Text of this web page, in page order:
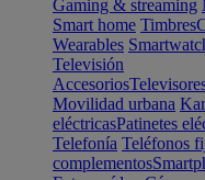
Gaming & streaming
Smart home Timbres
Wearables
Televisión
Accesorios
Movilidad urbana
eléctricasPatinetes
Telefonía Teléfonos
complementos